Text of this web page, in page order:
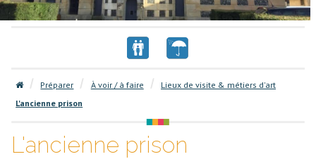
Préparer À voir / à faire
Lieux de visite & métiers d'art
L'ancienne prison
L'ancienne prison